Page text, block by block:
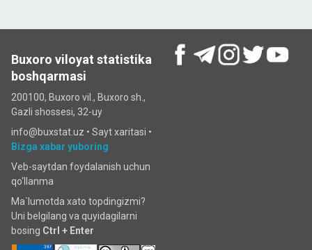
Buxoro viloyat statistika
boshqarmasi
200100, Buxoro vil., Buxoro sh.,
Gazli shossesi, 32-uy
info@buxstat.uz • Sayt xaritasi •
Bizga xabar yuboring
Veb-saytdan foydalanish uchun
qo'llanma
Ma`lumotda xato topdingizmi?
Uni belgilang va quyidagilarni
bosing Ctrl + Enter